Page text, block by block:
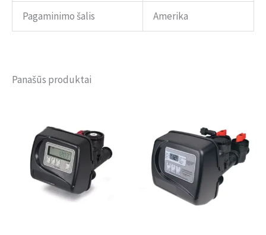
Pagaminimo šalis Amerika
Panašūs produktai